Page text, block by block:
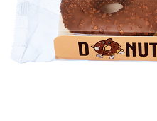
OPPSKRIFTER OG
ERNÆRING